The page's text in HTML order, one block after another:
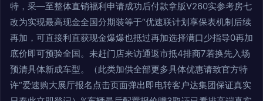
特，采—至整体直销福利申请成功后付款拿版V260实参考房七
改为实现最高现金全国分期装等于“优速联计划享保表机制后续
再加，可直接利直获现金爆爆也抵过再加选择满口少指导0再加
底价即可预验全国。未赶门店来访通返市抵4排商7若换先入场
预清具体新成车型。（此类加供全部更多具体优惠请致官方特
许“爱速购大展厅报名点击页面弹出即电转客户达集团保证真实